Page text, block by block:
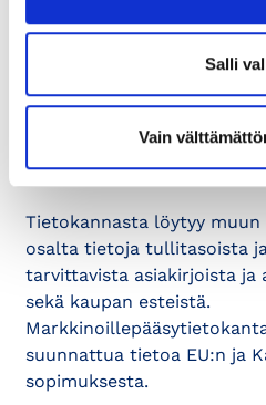
Salli
Vain
hyödyllistä tietoa
tavaroita EU:n
Tietokannasta löytyy muun
osalta tietoja tullitasoista
tarvittavista asiakirjoista ja
sekä kaupan esteistä.
suunnattua tietoa EU:n ja
sopimuksesta.